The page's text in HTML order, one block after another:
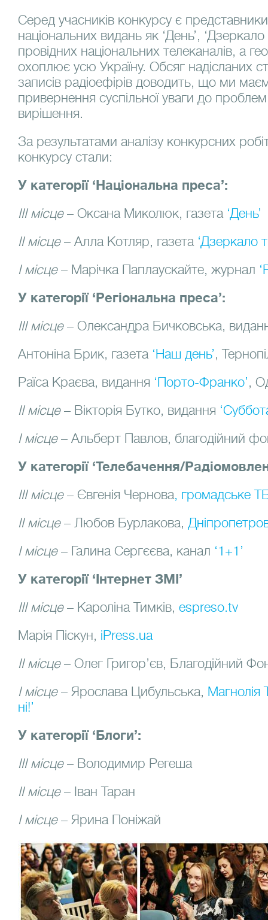
Серед учасників конкурсу є
національних видань як ‘День’,
провідних національних телеканалів, а
охоплює усю Україну. Обсяг надісланих
записів радіоефірів доводить, що ми
привернення суспільної уваги до проблем
вирішення.
За результатами аналізу конкурсних
конкурсу стали:
У категорії ‘Національна преса’:
ІІІ місце– Оксана Миколюк, газета ‘День’
ІІ місце– Алла Котляр, газета ‘Дзеркало
І місце– Марічка Паплаускайте, журнал
У категорії ‘Регіональна преса’:
ІІІ місце– Олександра Бичковська,
Антоніна Брик, газета ‘Наш день’,
Раїса Краєва, видання ‘Порто-Франко’,
ІІ місце– Вікторія Бутко, видання
І місце– Альберт Павлов, благодійний
У категорії ‘Телебачення/
ІІІ місце– Євгенія Чернова, громадське
ІІ місце– Любов Бурлакова,
І місце– Галина Сергєєва, канал ‘1+1’
У категорії ‘Інтернет ЗМІ’
ІІІ місце– Кароліна Тимків, espreso.tv
Марія Піскун, iPress.ua
ІІ місце– Олег Григор’єв, Благодійний
І місце– Ярослава Цибульська, Магнолія
ні!’
У категорії ‘Блоги’:
ІІІ місце– Володимир Регеша
ІІ місце– Іван Таран
І місце– Ярина Поніжай